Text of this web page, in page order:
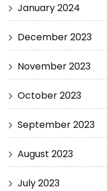
January 2024
December 2023
November 2023
October 2023
September 2023
August 2023
July 2023